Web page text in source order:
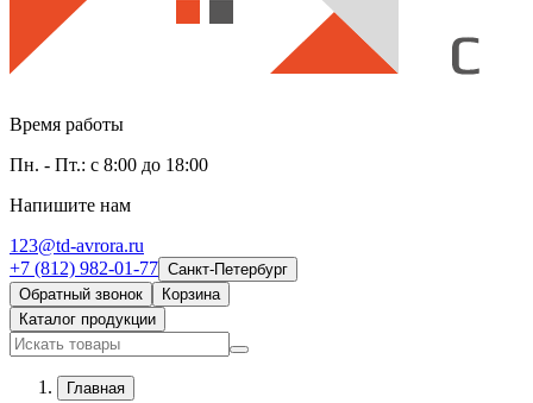
Время работы
Пн. - Пт.: с 8:00 до 18:00
Напишите нам
123@td-avrora.ru
+7 (812) 982-01-77 Санкт-Петербург
Обратный звонок
Корзина
Каталог продукции
Главная